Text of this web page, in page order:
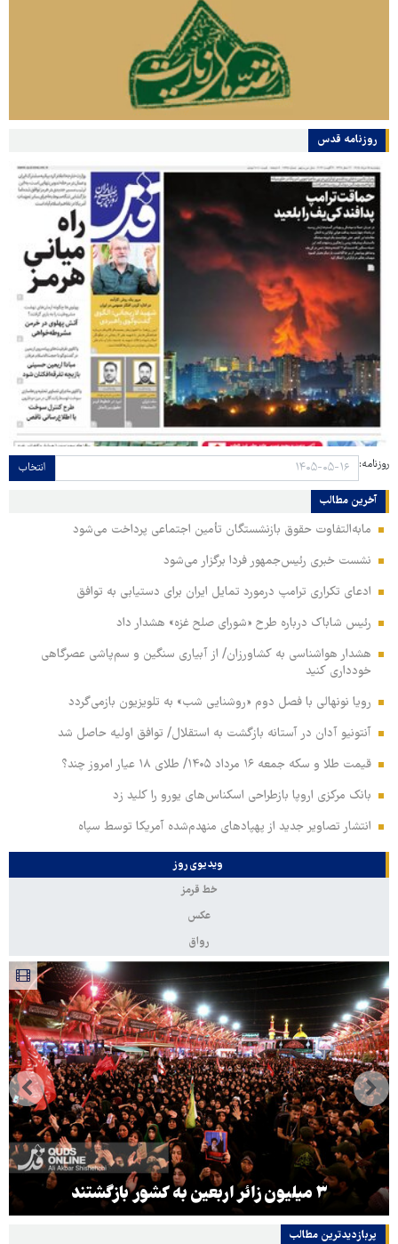
روزنامه قدس
روزنامه: انتخاب
آخرین مطالب
مابه‌التفاوت حقوق بازنشستگان تأمین اجتماعی پرداخت می‌شود
نشست خبری رئیس‌جمهور فردا برگزار می‌شود
ادعای تکراری ترامپ درمورد تمایل ایران برای دستیابی به توافق
رئیس شاباک درباره طرح «شورای صلح غزه» هشدار داد
هشدار هواشناسی به کشاورزان/ از آبیاری سنگین و سم‌پاشی عصرگاهی
خودداری کنید
رویا نونهالی با فصل دوم «روشنایی شب» به تلویزیون بازمی‌گردد
آنتونیو آدان در آستانه بازگشت به استقلال/ توافق اولیه حاصل شد
قیمت طلا و سکه جمعه ۱۶ مرداد ۱۴۰۵/ طلای ۱۸ عیار امروز چند؟
بانک مرکزی اروپا بازطراحی اسکناس‌های یورو را کلید زد
انتشار تصاویر جدید از پهپادهای منهدم‌شده آمریکا توسط سپاه
ویدیوی روز
خط قرمز
عکس
رواق
۳ میلیون زائر اربعین به کشور بازگشتند
پربازدیدترین‌ مطالب